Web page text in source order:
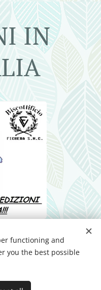
IN
functioning and
you the best possible